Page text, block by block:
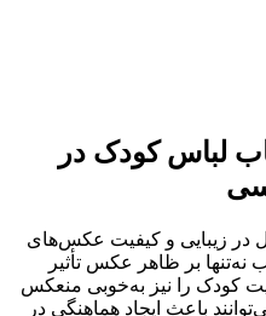
لباس کودک در
در زیبایی و کیفیت عکس‌های
بر ظاهر عکس تأثیر
کودک را نیز به‌خوبی منعکس
باعث ایجاد هماهنگی در